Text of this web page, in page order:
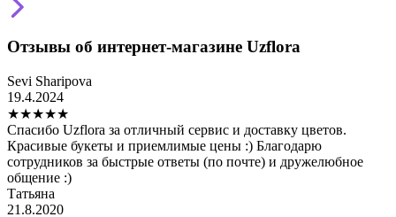
Отзывы об интернет-магазине Uzflora
Sevi Sharipova
19.4.2024
★★★★★
Спасибо Uzflora за отличный сервис и доставку цветов.
Красивые букеты и приемлимые цены :) Благодарю
сотрудников за быстрые ответы (по почте) и дружелюбное
общение :)
Татьяна
21.8.2020